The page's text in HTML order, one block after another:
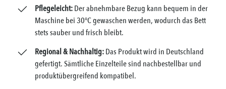
Pflegeleicht:Der abnehmbare Bezug kann bequem in der
Maschine bei 30°C gewaschen werden, wodurch das Bett
stets sauber und frisch bleibt.
Regional & Nachhaltig:Das Produkt wird in Deutschland
gefertigt. Sämtliche Einzelteile sind nachbestellbar und
produktübergreifend kompatibel.